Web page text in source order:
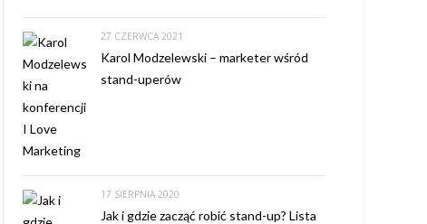
27 CZERWCA 2021
Karol Modzelewski – marketer wśród
stand-uperów
17 SIERPNIA 2020
Jak i gdzie zacząć robić stand-up? Lista